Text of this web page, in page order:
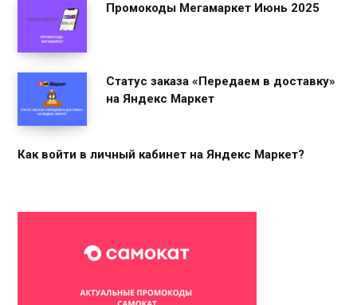
Промокоды Мегамаркет Июнь 2025
Статус заказа «Передаем в доставку»
на Яндекс Маркет
Как войти в личный кабинет на Яндекс Маркет?